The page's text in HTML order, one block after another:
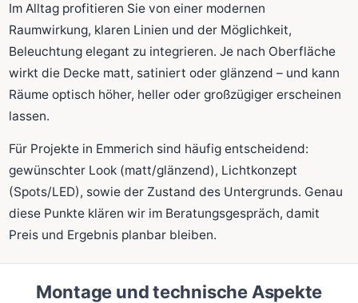
Im Alltag profitieren Sie von einer modernen
Raumwirkung, klaren Linien und der Möglichkeit,
Beleuchtung elegant zu integrieren. Je nach Oberfläche
wirkt die Decke matt, satiniert oder glänzend – und kann
Räume optisch höher, heller oder großzügiger erscheinen
lassen.
Für Projekte in Emmerich sind häufig entscheidend:
gewünschter Look (matt/glänzend), Lichtkonzept
(Spots/LED), sowie der Zustand des Untergrunds. Genau
diese Punkte klären wir im Beratungsgespräch, damit
Preis und Ergebnis planbar bleiben.
Montage und technische Aspekte